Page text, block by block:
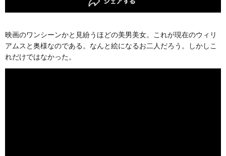
映画のワンシーンかと見紛うほどの美男美女。これが現在のウィリ
アムスと奥様なのである。なんと絵になるお二人だろう。しかしこ
れだけではなかった。